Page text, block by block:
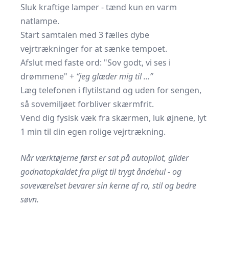
Sluk kraftige lamper - tænd kun en varm
natlampe.
Start samtalen med 3 fælles dybe
vejrtrækninger for at sænke tempoet.
Afslut med faste ord: Sov godt, vi ses i
drømmene + “jeg glæder mig til …”
Læg telefonen i flytilstand og uden for sengen,
så sovemiljøet forbliver skærmfrit.
Vend dig fysisk væk fra skærmen, luk øjnene, lyt
1 min til din egen rolige vejrtrækning.
Når værktøjerne først er sat på autopilot, glider
godnatopkaldet fra pligt til trygt åndehul - og
soveværelset bevarer sin kerne af ro, stil og bedre
søvn.